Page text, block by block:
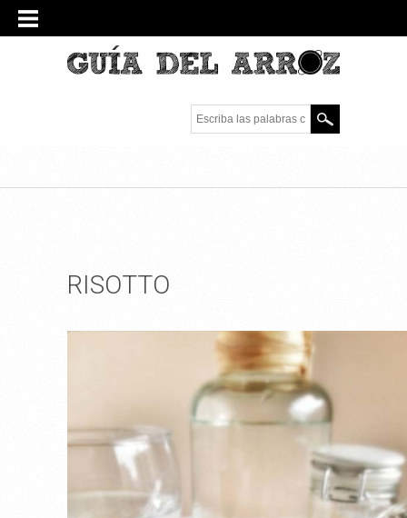
Escriba las palabras
clave.
RISOTTO